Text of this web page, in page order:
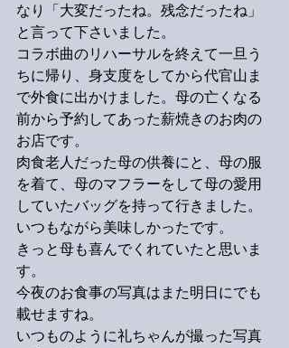
なり「大変だったね。残念だったね」
と言って下さいました。
コラボ曲のリハーサルを終えて一旦う
ちに帰り、身支度をしてから代官山ま
で外食に出かけました。母の亡くなる
前から予約してあった薪焼きのお肉の
お店です。
肉食老人だった母の供養にと、母の服
を着て、母のマフラーをして母の愛用
していたバッグを持って行きました。
いつもながら美味しかったです。
きっと母も喜んでくれていたと思いま
す。
今夜のお食事の写真はまた明日にでも
載せますね。
いつものように礼ちゃんが撮った写真